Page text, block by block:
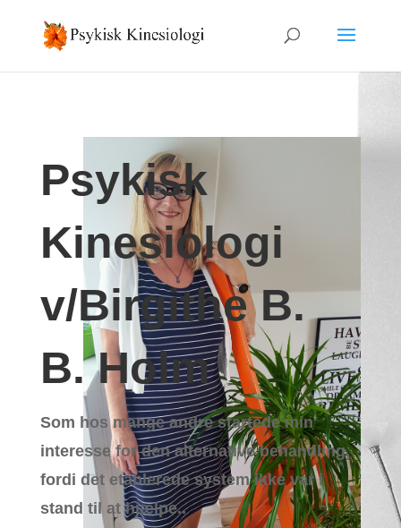
Psykisk
Kinesiologi
v/Birgithe B.
B. Holm
Som hos mange andre startede min
interesse for den alternative behandling,
fordi det etablerede system ikke var i
stand til at hjælpe..